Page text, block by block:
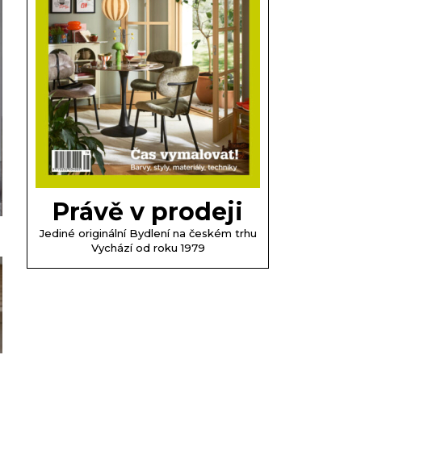
Právě v prodeji
Jediné originální Bydlení na českém trhu
Vychází od roku 1979